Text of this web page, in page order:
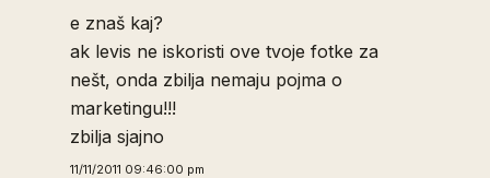
e znaš kaj?
ak levis ne iskoristi ove tvoje fotke za
nešt, onda zbilja nemaju pojma o
marketingu!!!
zbilja sjajno
11/11/2011 09:46:00 pm